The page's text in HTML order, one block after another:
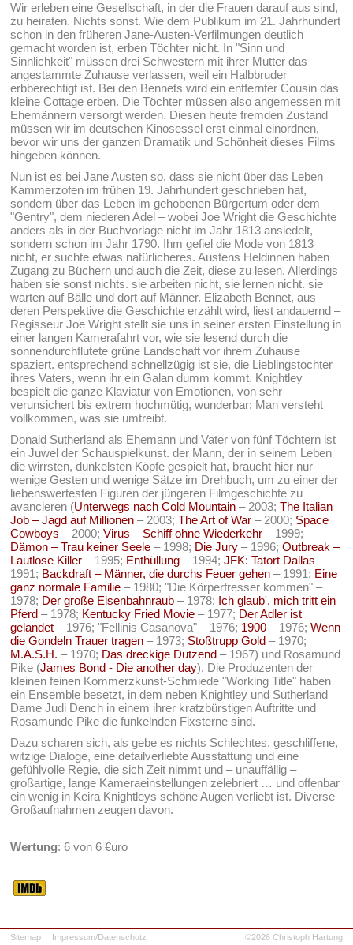
Wir erleben eine Gesellschaft, in der die Frauen darauf aus sind,
zu heiraten. Nichts sonst. Wie dem Publikum im 21. Jahrhundert
schon in den früheren Jane-Austen-Verfilmungen deutlich
gemacht worden ist, erben Töchter nicht. In "Sinn und
Sinnlichkeit" müssen drei Schwestern mit ihrer Mutter das
angestammte Zuhause verlassen, weil ein Halbbruder
erbberechtigt ist. Bei den Bennets wird ein entfernter Cousin das
kleine Cottage erben. Die Töchter müssen also angemessen mit
Ehemännern versorgt werden. Diesen heute fremden Zustand
müssen wir im deutschen Kinosessel erst einmal einordnen,
bevor wir uns der ganzen Dramatik und Schönheit dieses Films
hingeben können.
Nun ist es bei Jane Austen so, dass sie nicht über das Leben
Kammerzofen im frühen 19. Jahrhundert geschrieben hat,
sondern über das Leben im gehobenen Bürgertum oder dem
"Gentry", dem niederen Adel – wobei Joe Wright die Geschichte
anders als in der Buchvorlage nicht im Jahr 1813 ansiedelt,
sondern schon im Jahr 1790. Ihm gefiel die Mode von 1813
nicht, er suchte etwas natürlicheres. Austens Heldinnen haben
Zugang zu Büchern und auch die Zeit, diese zu lesen. Allerdings
haben sie sonst nichts. sie arbeiten nicht, sie lernen nicht. sie
warten auf Bälle und dort auf Männer. Elizabeth Bennet, aus
deren Perspektive die Geschichte erzählt wird, liest andauernd –
Regisseur Joe Wright stellt sie uns in seiner ersten Einstellung in
einer langen Kamerafahrt vor, wie sie lesend durch die
sonnendurchflutete grüne Landschaft vor ihrem Zuhause
spaziert. entsprechend schnellzügig ist sie, die Lieblingstochter
ihres Vaters, wenn ihr ein Galan dumm kommt. Knightley
bespielt die ganze Klaviatur von Emotionen, von sehr
verunsichert bis extrem hochmütig, wunderbar: Man versteht
vollkommen, was sie umtreibt.
Donald Sutherland als Ehemann und Vater von fünf Töchtern ist
ein Juwel der Schauspielkunst. der Mann, der in seinem Leben
die wirrsten, dunkelsten Köpfe gespielt hat, braucht hier nur
wenige Gesten und wenige Sätze im Drehbuch, um zu einer der
liebenswertesten Figuren der jüngeren Filmgeschichte zu
avancieren (Unterwegs nach Cold Mountain – 2003;The Italian
Job – Jagd auf Millionen – 2003;The Art of War – 2000; Space
Cowboys – 2000;Virus – Schiff ohne Wiederkehr – 1999;
Dämon – Trau keiner Seele – 1998; Die Jury – 1996;Outbreak –
Lautlose Killer – 1995; Enthüllung – 1994;JFK: Tatort Dallas –
1991; Backdraft – Männer, die durchs Feuer gehen – 1991; Eine
ganz normale Familie – 1980; "Die Körperfresser kommen" –
1978; Der große Eisenbahnraub – 1978; Ich glaub', mich tritt ein
Pferd – 1978; Kentucky Fried Movie – 1977; Der Adler ist
gelandet – 1976; "Fellinis Casanova" – 1976; 1900 – 1976;Wenn
die Gondeln Trauer tragen – 1973; Stoßtrupp Gold – 1970;
M.A.S.H. – 1970; Das dreckige Dutzend – 1967) und Rosamund
Pike (James Bond - Die another day). Die Produzenten der
kleinen feinen Kommerzkunst-Schmiede "Working Title" haben
ein Ensemble besetzt, in dem neben Knightley und Sutherland
Dame Judi Dench in einem ihrer kratzbürstigen Auftritte und
Rosamunde Pike die funkelnden Fixsterne sind.
Dazu scharen sich, als gebe es nichts Schlechtes, geschliffene,
witzige Dialoge, eine detailverliebte Ausstattung und eine
gefühlvolle Regie, die sich Zeit nimmt und – unauffällig –
großartige, lange Kameraeinstellungen zelebriert … und offenbar
ein wenig in Keira Knightleys schöne Augen verliebt ist. Diverse
Großaufnahmen zeugen davon.
Wertung: 6 von 6 €uro
Sitemap Impressum/Datenschutz ©2026 Christoph Hartung